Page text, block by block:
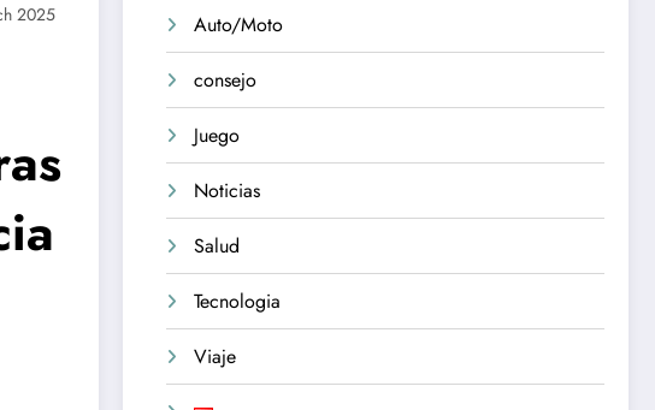
2025
Auto/Moto
consejo
Juego
Noticias
Salud
Tecnologia
Viaje